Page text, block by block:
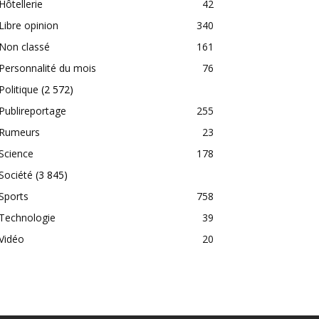
42
opinion
340
classé
161
du mois
76
(2 572)
255
23
178
(3 845)
758
39
20